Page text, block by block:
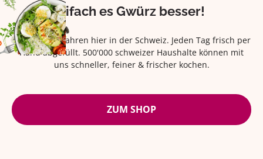
Eifach es Gwürz besser!
Seit über 42 Jahren hier in der Schweiz. Jeden Tag frisch per
Hand abgefüllt. 500'000 schweizer Haushalte können mit
uns schneller, feiner & frischer kochen.
ZUM SHOP